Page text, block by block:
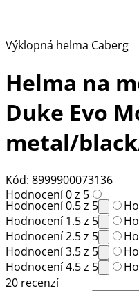
Výklopná helma Caberg
Helma na
Duke Evo
metal/
Kód: 8999900073136
Hodnocení 0 z 5
Hodnocení 0.5 z 5
Hodnocení 1.5 z 5
Hodnocení 2.5 z 5
Hodnocení 3.5 z 5
Hodnocení 4.5 z 5
20 recenzí